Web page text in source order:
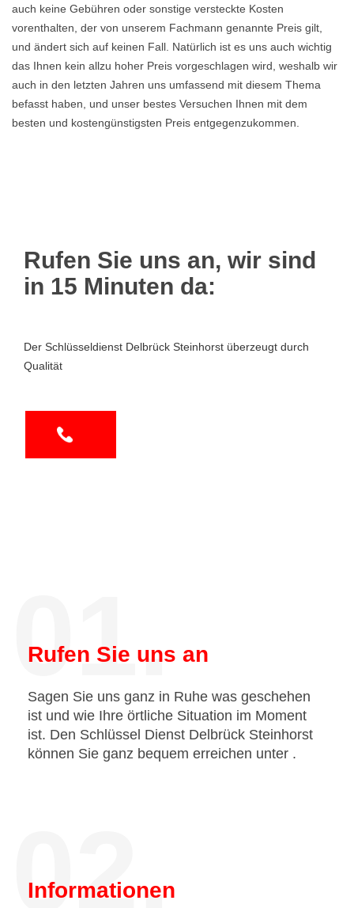
auch keine Gebühren oder sonstige versteckte Kosten
vorenthalten, der von unserem Fachmann genannte Preis gilt,
und ändert sich auf keinen Fall. Natürlich ist es uns auch wichtig
das Ihnen kein allzu hoher Preis vorgeschlagen wird, weshalb wir
auch in den letzten Jahren uns umfassend mit diesem Thema
befasst haben, und unser bestes Versuchen Ihnen mit dem
besten und kostengünstigsten Preis entgegenzukommen.
Rufen Sie uns an, wir sind
in 15 Minuten da:
Der Schlüsseldienst Delbrück Steinhorst überzeugt durch
Qualität
01.
Rufen Sie uns an
Sagen Sie uns ganz in Ruhe was geschehen
ist und wie Ihre örtliche Situation im Moment
ist. Den Schlüssel Dienst Delbrück Steinhorst
können Sie ganz bequem erreichen unter .
02.
Informationen